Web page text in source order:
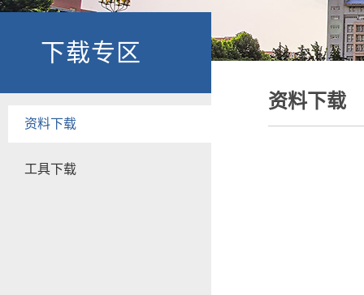
下载专区
资料下载
工具下载
资料下载